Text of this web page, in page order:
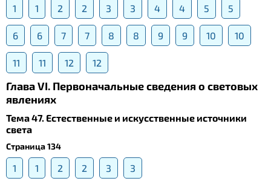
1 1 2 2 3 3 4 4 5 5
6 6 7 7 8 8 9 9 10 10
11 11 12 12
Глава VI. Первоначальные сведения о световых
явлениях
Тема 47. Естественные и искусственные источники
света
Страница 134
1 1 2 2 3
3